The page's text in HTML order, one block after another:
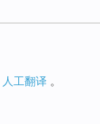
人工翻译 。